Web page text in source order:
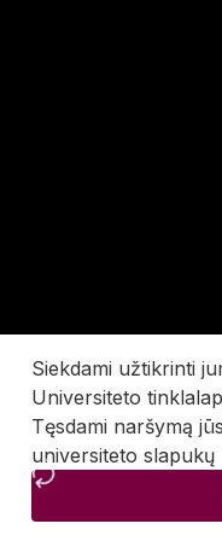
Siekdami užtikrinti
Universiteto
Tęsdami naršymą
universiteto slapukų